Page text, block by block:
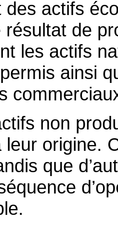
actifs
résultat de
les actifs
ainsi
non
origine.
que